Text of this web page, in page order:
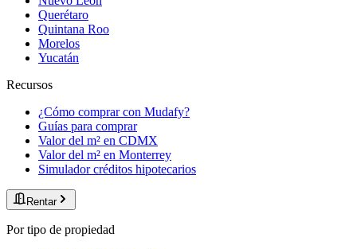
Querétaro
Quintana Roo
Morelos
Yucatán
Recursos
¿Cómo comprar con Mudafy?
Guías para comprar
Valor del m² en CDMX
Valor del m² en Monterrey
Simulador créditos hipotecarios
Rentar
Por tipo de propiedad